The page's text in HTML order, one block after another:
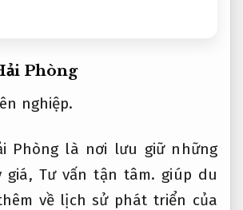
Phòng
nghiệp.
Phòng là nơi lưu giữ những
giá, Tư vấn tận tâm. giúp du
về lịch sử phát triển của